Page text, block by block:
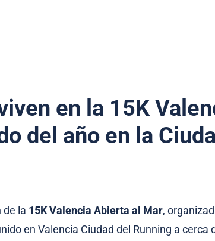
en la 15K
del año en la
de la 15K Valencia Abierta al Mar,
en Valencia Ciudad del Running a cerca